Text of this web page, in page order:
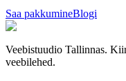
Saa pakkumineBlogi
Veebistuudio Tallinnas.
veebilehed.